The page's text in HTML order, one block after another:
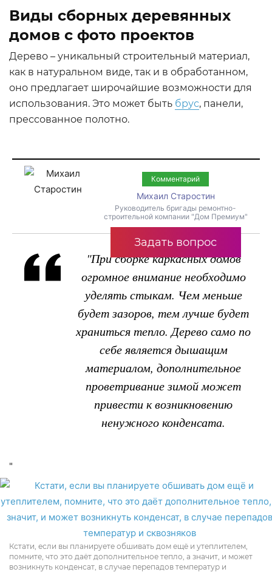
Виды сборных деревянных
домов с фото проектов
Дерево – уникальный строительный материал,
как в натуральном виде, так и в обработанном,
оно предлагает широчайшие возможности для
использования. Это может быть брус, панели,
прессованное полотно.
Комментарий
Михаил Старостин
Руководитель бригады ремонтно-
строительной компании "Дом Премиум"
Задать вопрос
"При сборке каркасных домов
огромное внимание необходимо
уделять стыкам. Чем меньше
будет зазоров, тем лучше будет
храниться тепло. Дерево само по
себе является дышащим
материалом, дополнительное
проветривание зимой может
привести к возникновению
ненужного конденсата.
"
Кстати, если вы планируете обшивать дом ещё и утеплителем,
помните, что это даёт дополнительное тепло, а значит, и может
возникнуть конденсат, в случае перепадов температур и